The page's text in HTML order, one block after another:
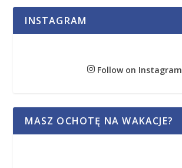
INSTAGRAM
Follow on Instagram
MASZ OCHOTĘ NA WAKACJE?